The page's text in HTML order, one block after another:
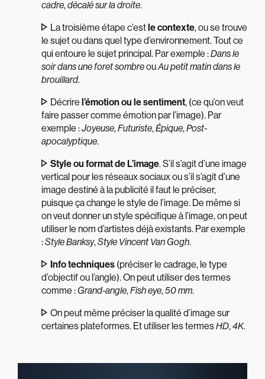
cadre,décalé sur la droite.
La troisième étape c’est le contexte, ou se trouve
le sujet ou dans quel type d’environnement. Tout ce
qui entoure le sujet principal. Par exemple :Dans le
soir dans une foret sombreouAu petit matin dans le
brouillard.
Décrire l’émotion ou le sentiment, (ce qu’on veut
faire passer comme émotion par l’image). Par
exemple :Joyeuse,Futuriste,Épique,Post-
apocalyptique.
Style ou format de L’image. S’il s’agit d’une image
vertical pour les réseaux sociaux ou s’il s’agit d’une
image destiné à la publicité il faut le préciser,
puisque ça change le style de l’image. De même si
on veut donner un style spécifique à l’image, on peut
utiliser le nom d’artistes déjà existants. Par exemple
:Style Banksy,Style Vincent Van Gogh.
Info techniques (préciser le cadrage, le type
d’objectif ou l’angle). On peut utiliser des termes
comme :Grand-angle,Fish eye,50 mm.
On peut même préciser la qualité d’image sur
certaines plateformes. Et utiliser les termesHD,4K.